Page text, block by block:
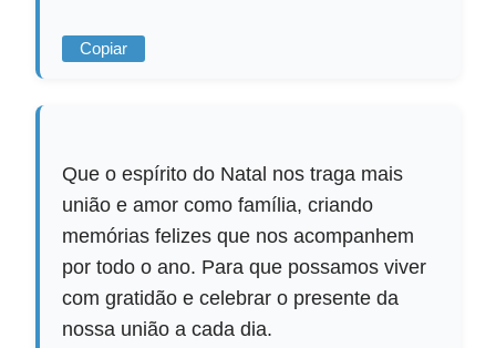
Copiar
Que o espírito do Natal nos traga mais
união e amor como família, criando
memórias felizes que nos acompanhem
por todo o ano. Para que possamos viver
com gratidão e celebrar o presente da
nossa união a cada dia.